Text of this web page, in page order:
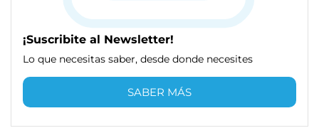
¡Suscribite al Newsletter!
Lo que necesitas saber, desde donde necesites
SABER MÁS